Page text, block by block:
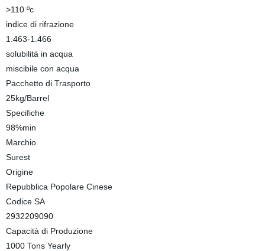
>110 ºc
indice di rifrazione
1.463-1.466
solubilità in acqua
miscibile con acqua
Pacchetto di Trasporto
25kg/Barrel
Specifiche
98%min
Marchio
Surest
Origine
Repubblica Popolare Cinese
Codice SA
2932209090
Capacità di Produzione
1000 Tons Yearly